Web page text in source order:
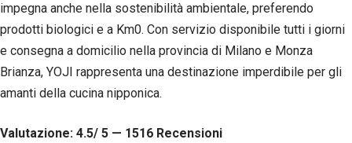
impegna anche nella sostenibilità ambientale, preferendo
prodotti biologici e a Km0. Con servizio disponibile tutti i giorni
e consegna a domicilio nella provincia di Milano e Monza
Brianza, YOJI rappresenta una destinazione imperdibile per gli
amanti della cucina nipponica.
Valutazione: 4.5/ 5 — 1516 Recensioni
cookie,
alcune
funzioni del
sito non
saranno
disponibili.
Marketing